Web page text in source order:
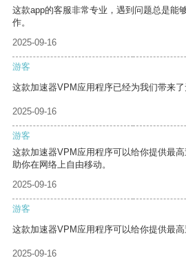
这款app的客服非常专业，遇到问题总是能
作。
2025-09-16
游客
这款加速器VPM应用程序已经为我们带来了
2025-09-16
游客
这款加速器VPM应用程序可以给你提供最
助你在网络上自由移动。
2025-09-16
游客
这款加速器VPM应用程序可以给你提供最高
2025-09-16